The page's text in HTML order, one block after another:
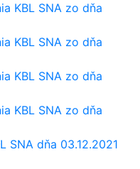
KBL SNA zo dňa
KBL SNA zo dňa
KBL SNA zo dňa
KBL SNA zo dňa
SNA dňa 03.12.2021